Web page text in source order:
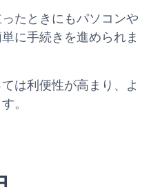
たときにもパソコンや
に手続きを進められま
は利便性が高まり、よ
。